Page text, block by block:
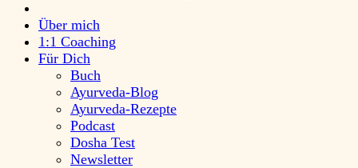
Über mich
1:1 Coaching
Für Dich
Buch
Ayurveda-Blog
Ayurveda-Rezepte
Podcast
Dosha Test
Newsletter